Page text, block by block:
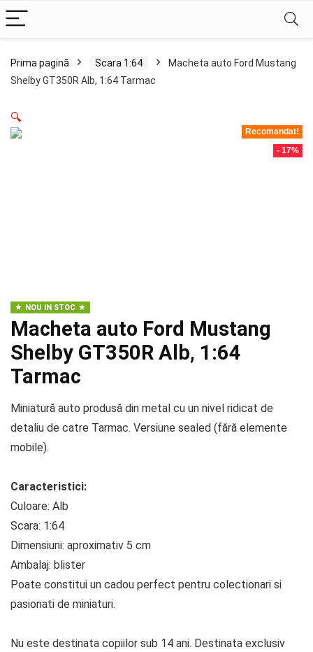
Prima pagină Scara 1:64
Macheta auto Ford Mustang
Shelby GT350R Alb, 1:64 Tarmac
Recomandat!
- 17%
🔍
NOU IN STOC
Macheta auto Ford Mustang
Shelby GT350R Alb, 1:64
Tarmac
Miniatură auto produsă din metal cu un nivel ridicat de
detaliu de catre Tarmac. Versiune sealed (fără elemente
mobile).
Caracteristici:
Culoare: Alb
Scara: 1:64
Dimensiuni: aproximativ 5 cm
Ambalaj: blister
Poate constitui un cadou perfect pentru colectionari si
pasionati de miniaturi.
Nu este destinata copiilor sub 14 ani. Destinata exclusiv